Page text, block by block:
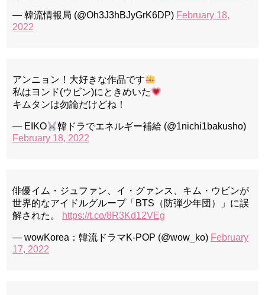
— 韓流情報局 (@Oh3J3hBJyGrK6DP) February 18,
2022
アンニョン！大好きな作品です
私はヨンド(ウビン)にときめいた
キムタンは勿論だけどね！
— EIKO
韓ドラでエネルギー補給 (@1nichi1bakusho)
February 18, 2022
俳優イム・ジュファン、イ・グァンス、キム・ウビンが
世界的なアイドルグループ「BTS（防弾少年団）」に誤
解された。
https://t.co/8R3Kd12VEg
— wowKorea：韓流ドラマK-POP (@wow_ko) February
17, 2022